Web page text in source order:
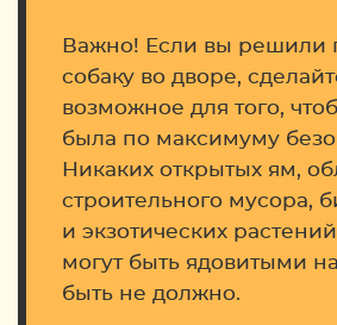
Важно! Если вы решили
собаку во дворе,
возможное для того,
была по максимуму
Никаких открытых ям,
строительного мусора,
и экзотических
могут быть ядовитыми
быть не должно.